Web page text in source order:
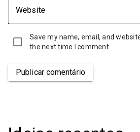
Website
Save my name, email, and
the next time I comment.
Publicar comentário